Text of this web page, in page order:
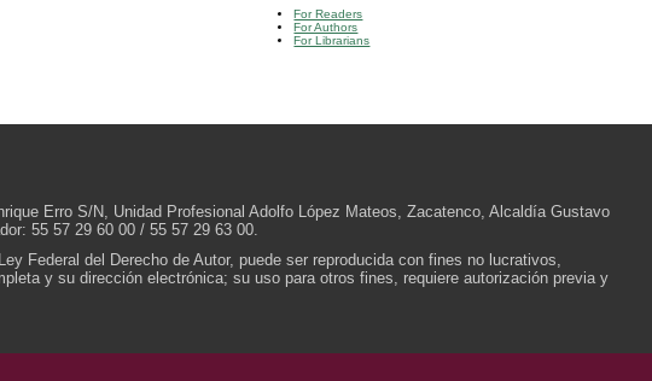
For Readers
For Authors
For Librarians
Erro S/N, Unidad Profesional Adolfo López Mateos, Zacatenco, Alcaldía Gustavo
55 57 29 60 00 / 55 57 29 63 00.
Federal del Derecho de Autor, puede ser reproducida con fines no lucrativos,
y su dirección electrónica; su uso para otros fines, requiere autorización previa y